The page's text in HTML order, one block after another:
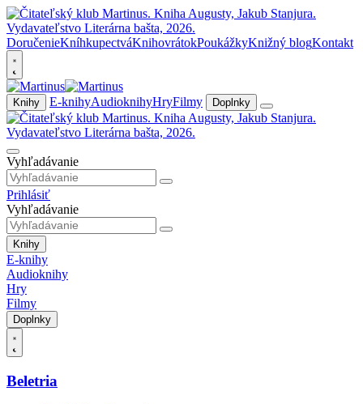
DoručenieKníhkupectváKnihovrátokPoukážkyKnižný blogKontakt
Knihy E-knihyAudioknihyHryFilmy Doplnky
Vyhľadávanie
Prihlásiť
Vyhľadávanie
Knihy
E-knihy
Audioknihy
Hry
Filmy
Doplnky
Beletria